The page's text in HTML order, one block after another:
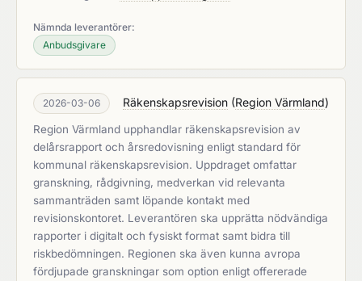
Nämnda leverantörer:
Anbudsgivare
2026-03-06 Räkenskapsrevision (Region Värmland)
Region Värmland upphandlar räkenskapsrevision av
delårsrapport och årsredovisning enligt standard för
kommunal räkenskapsrevision. Uppdraget omfattar
granskning, rådgivning, medverkan vid relevanta
sammanträden samt löpande kontakt med
revisionskontoret. Leverantören ska upprätta nödvändiga
rapporter i digitalt och fysiskt format samt bidra till
riskbedömningen. Regionen ska även kunna avropa
fördjupade granskningar som option enligt offererade